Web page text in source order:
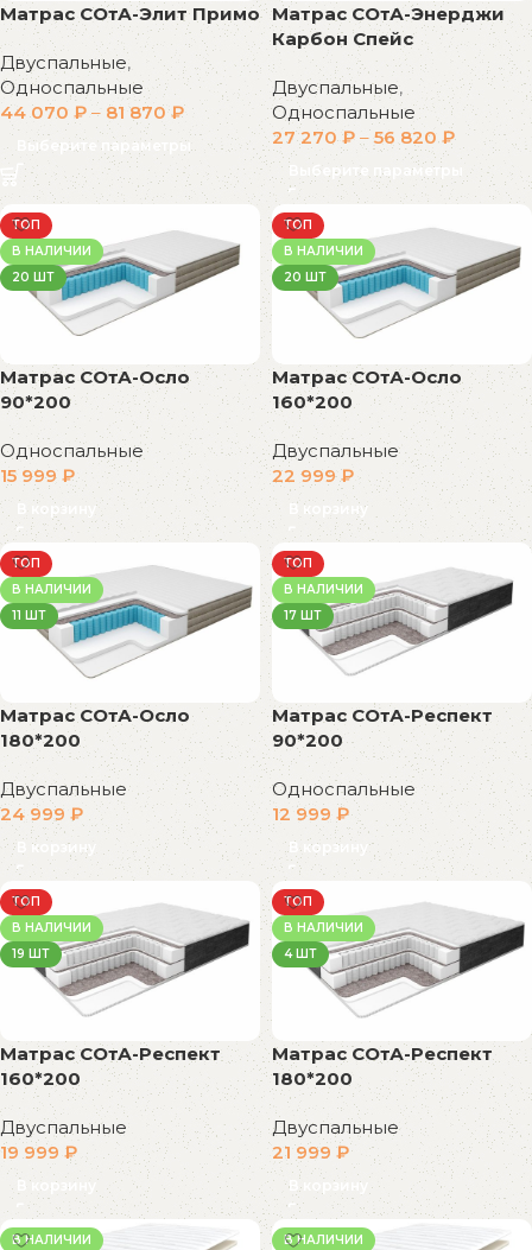
Матрас СОтА-Элит Примо
Двуспальные,
Односпальные
44 070 ₽ – 81 870₽
Выберите параметры
Матрас СОтА-Энерджи
Карбон Спейс
Двуспальные,
Односпальные
27 270₽ – 56 820₽
Выберите параметры
ТОП
В НАЛИЧИИ
20 ШТ
Матрас СОтА-Осло
90*200
Односпальные
15 999 ₽
В корзину
ТОП
В НАЛИЧИИ
20 ШТ
Матрас СОтА-Осло
160*200
Двуспальные
22 999₽
В корзину
ТОП
В НАЛИЧИИ
11 ШТ
Матрас СОтА-Осло
180*200
Двуспальные
24 999 ₽
В корзину
ТОП
В НАЛИЧИИ
17 ШТ
Матрас СОтА-Респект
90*200
Односпальные
12 999 ₽
В корзину
ТОП
В НАЛИЧИИ
19 ШТ
Матрас СОтА-Респект
160*200
Двуспальные
19 999 ₽
В корзину
ТОП
В НАЛИЧИИ
4 ШТ
Матрас СОтА-Респект
180*200
Двуспальные
21 999 ₽
В корзину
В НАЛИЧИИ
В НАЛИЧИИ